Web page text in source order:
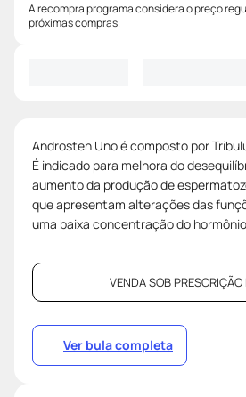
A recompra programa considera o preço
próximas compras.
Androsten Uno é composto por
É indicado para melhora do
aumento da produção de
que apresentam alterações das
uma baixa concentração do
VENDA SOB
Ver bula completa